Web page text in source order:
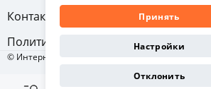
Контакты
Политика конфиденциальности
© Интернет-магазин «Отличная мебель», 2011-
Принять
Настройки
Отклонить